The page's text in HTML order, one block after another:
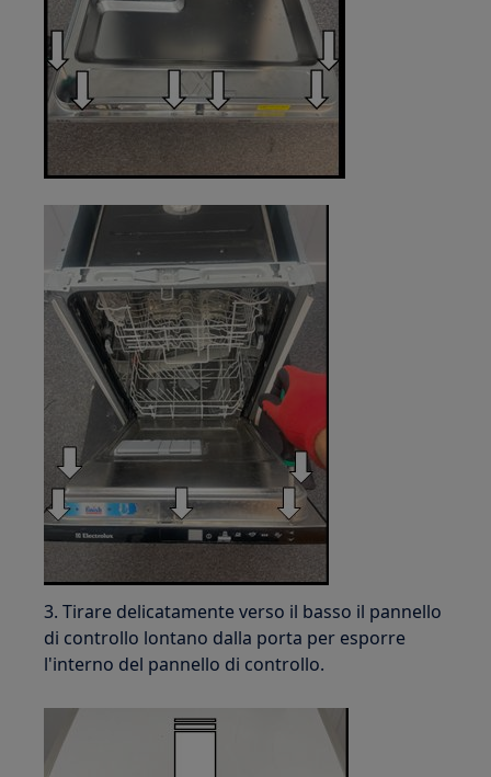
3. Tirare delicatamente verso il basso il pannello
di controllo lontano dalla porta per esporre
l'interno del pannello di controllo.